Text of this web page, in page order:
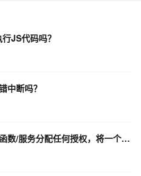
JS代码吗？
中断吗？
请问一个奇怪的问题： 如果不给函数/服务分配任何授权，将一个函数作为沙箱用于执行用户提交的js代码，